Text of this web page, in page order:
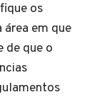
os
em que
de que o